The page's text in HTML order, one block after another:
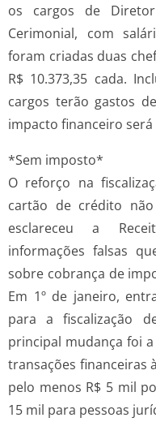
os cargos de
Cerimonial, com
foram criadas duas
R$ 10.373,35 cada.
cargos terão gastos
impacto financeiro será
*Sem imposto*
O reforço na
cartão de crédito
esclareceu a
informações falsas
sobre cobrança de
Em 1º de janeiro,
para a fiscalização
principal mudança foi
transações financeiras
pelo menos R$ 5 mil
15 mil para pessoas